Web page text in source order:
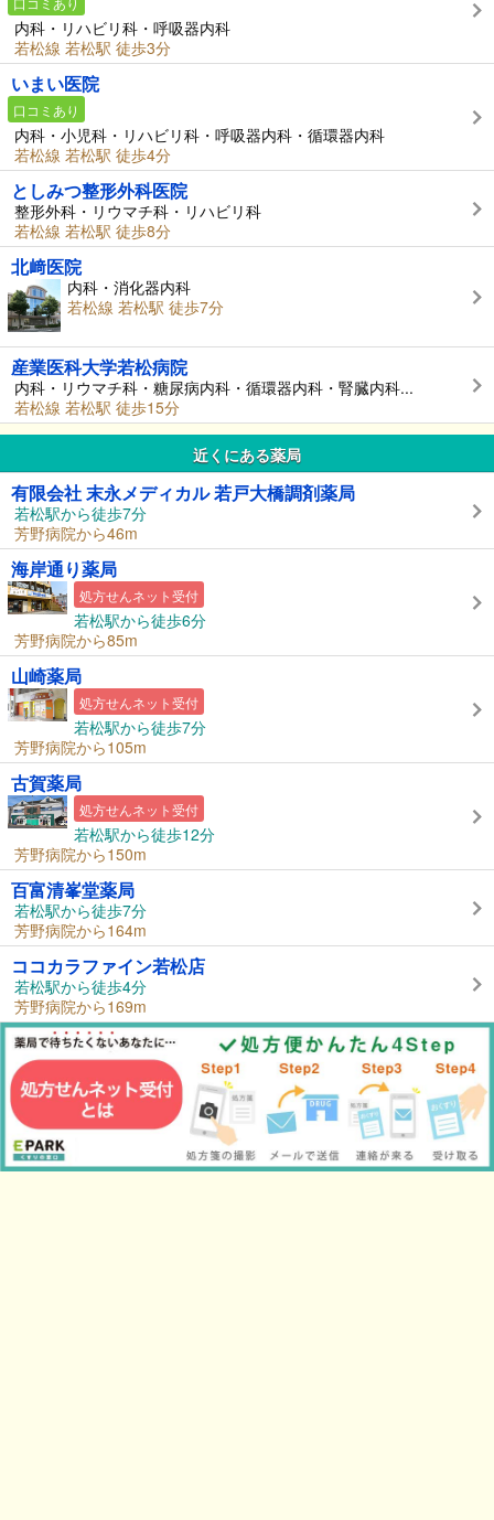
内科・リハビリ科・呼吸器内科
若松線 若松駅 徒歩3分
いまい医院
口コミあり
内科・小児科・リハビリ科・呼吸器内科・循環器内科
若松線 若松駅 徒歩4分
としみつ整形外科医院
整形外科・リウマチ科・リハビリ科
若松線 若松駅 徒歩8分
北﨑医院
内科・消化器内科
若松線 若松駅 徒歩7分
産業医科大学若松病院
内科・リウマチ科・糖尿病内科・循環器内科・腎臓内科...
若松線 若松駅 徒歩15分
近くにある薬局
有限会社 末永メディカル 若戸大橋調剤薬局
若松駅から徒歩7分
芳野病院から46m
海岸通り薬局
処方せんネット受付
若松駅から徒歩6分
芳野病院から85m
山崎薬局
処方せんネット受付
若松駅から徒歩7分
芳野病院から105m
古賀薬局
処方せんネット受付
若松駅から徒歩12分
芳野病院から150m
百富清峯堂薬局
若松駅から徒歩7分
芳野病院から164m
ココカラファイン若松店
若松駅から徒歩4分
芳野病院から169m